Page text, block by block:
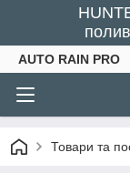
AUTO RAIN PRO
Товари та